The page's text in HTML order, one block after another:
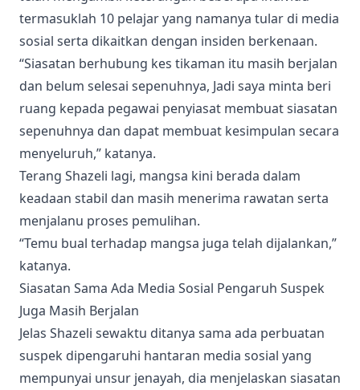
termasuklah 10 pelajar yang namanya tular di media
sosial serta dikaitkan dengan insiden berkenaan.
“Siasatan berhubung kes tikaman itu masih berjalan
dan belum selesai sepenuhnya, Jadi saya minta beri
ruang kepada pegawai penyiasat membuat siasatan
sepenuhnya dan dapat membuat kesimpulan secara
menyeluruh,” katanya.
Terang Shazeli lagi, mangsa kini berada dalam
keadaan stabil dan masih menerima rawatan serta
menjalanu proses pemulihan.
“Temu bual terhadap mangsa juga telah dijalankan,”
katanya.
Siasatan Sama Ada Media Sosial Pengaruh Suspek
Juga Masih Berjalan
Jelas Shazeli sewaktu ditanya sama ada perbuatan
suspek dipengaruhi hantaran media sosial yang
mempunyai unsur jenayah, dia menjelaskan siasatan